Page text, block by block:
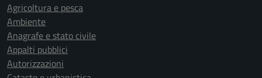
Agricoltura e pesca
Ambiente
Anagrafe e stato civile
Appalti pubblici
Autorizzazioni